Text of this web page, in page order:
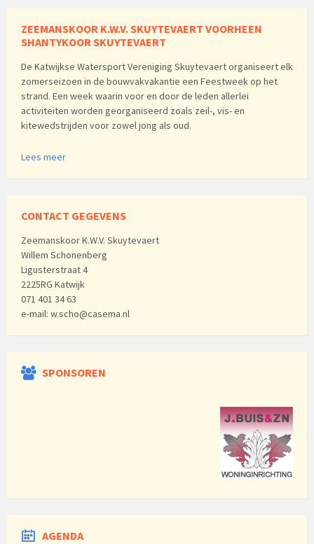
ZEEMANSKOOR K.W.V. SKUYTEVAERT VOORHEEN
SHANTYKOOR SKUYTEVAERT
De Katwijkse Watersport Vereniging Skuytevaert organiseert elk
zomerseizoen in de bouwvakvakantie een Feestweek op het
strand. Een week waarin voor en door de leden allerlei
activiteiten worden georganiseerd zoals zeil-, vis- en
kitewedstrijden voor zowel jong als oud.
Lees meer
CONTACT GEGEVENS
Zeemanskoor K.W.V. Skuytevaert
Willem Schonenberg
Ligusterstraat 4
2225RG Katwijk
071 401 34 63
e-mail: w.scho@casema.nl
SPONSOREN
AGENDA